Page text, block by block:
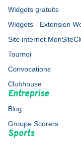
Widgets gratuits
Widgets - Extension
Site internet
Tournoi
Convocations
Clubhouse
Entreprise
Blog
Groupe Scorers
Sports